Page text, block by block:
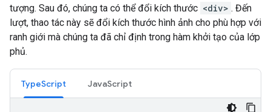
tượng. Sau đó, chúng ta có thể đổi kích thước <div> . Đến
lượt, thao tác này sẽ đổi kích thước hình ảnh cho phù hợp với
ranh giới mà chúng ta đã chỉ định trong hàm khởi tạo của lớp
phủ.
TypeScript JavaScript